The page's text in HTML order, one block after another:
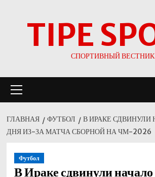
TIPE
СПОРТИВНЫЙ
меню
ГЛАВНАЯ ФУТБОЛ
В ИРАКЕ СДВИНУЛИ
ДНЯ ИЗ-ЗА МАТЧА СБОРНОЙ НА ЧМ-2026
Футбол
В Ираке сдвинули начало